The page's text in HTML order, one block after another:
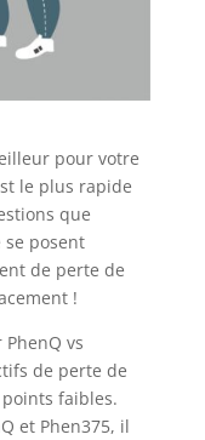
pour votre
le plus rapide
que
posent
de perte de
!
vs
de perte de
faibles.
et Phen375, il